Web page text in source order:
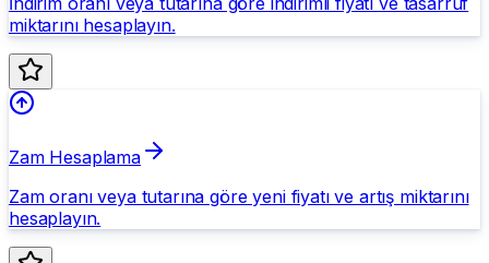
miktarını hesaplayın.
Zam Hesaplama
Zam oranı veya tutarına göre yeni fiyatı ve artış miktarını
hesaplayın.